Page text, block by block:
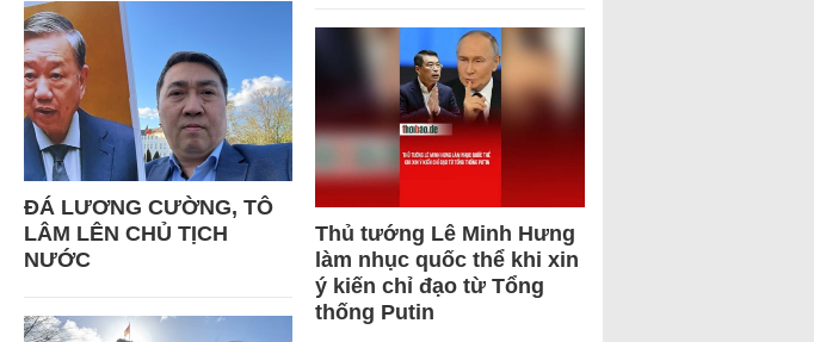
ĐÁ LƯƠNG CƯỜNG, TÔ
LÂM LÊN CHỦ TỊCH
NƯỚC
Thủ tướng Lê Minh Hưng
làm nhục quốc thể khi xin
ý kiến chỉ đạo từ Tổng
thống Putin